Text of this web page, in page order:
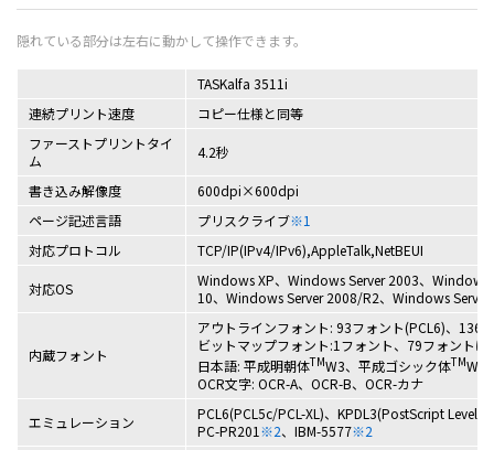
TASKalfa 3511i
連続プリント速度
コピー仕様と同等
ファーストプリントタイ
ム
4.2秒
書き込み解像度
600dpi×600dpi
ページ記述言語
プリスクライブ※1
対応プロトコル
TCP/IP(IPv4/IPv6),AppleTalk,NetBEUI
対応OS
Windows XP、Windows Server 2003、
10、Windows Server 2008/R2、Windows
内蔵フォント
アウトラインフォント: 93フォント(PCL6)、136
ビットマップフォント:1フォント、79フォント
日本語: 平成明朝体TMW3、平成ゴシック体TMW5(
OCR文字: OCR-A、OCR-B、OCR-カナ
エミュレーション
PCL6(PCL5c/PCL-XL)、KPDL3(PostScript
PC-PR201 ※2、IBM-5577※2